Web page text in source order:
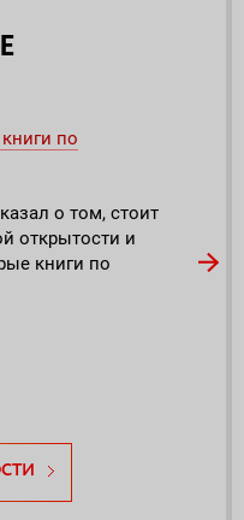
по
о том, стоит
открытости и
книги по